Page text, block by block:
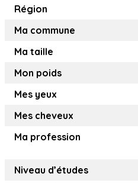
Région
Ma commune
Ma taille
Mon poids
Mes yeux
Mes cheveux
Ma profession
Niveau d’études